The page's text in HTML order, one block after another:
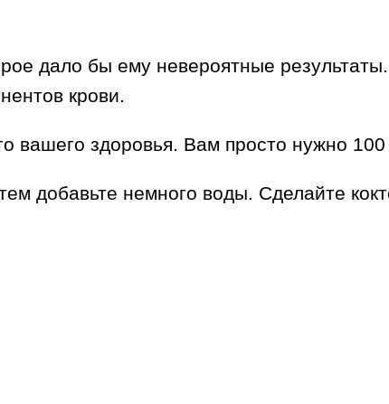
дало бы ему невероятные
крови.
вашего здоровья. Вам просто нужно
добавьте немного воды. Сделайте